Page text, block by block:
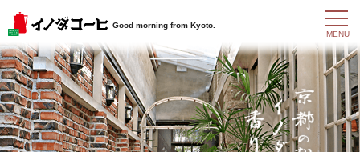
Good morning from Kyoto.
t
o
g
g
l
e
n
a
v
MENU